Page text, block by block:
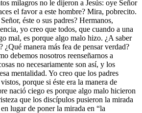
milagros no le dijeron a Jesús: oye Señor
el favor a este hombre? Mira, pobrecito.
éste o sus padres? Hermanos,
yo creo que todos, que cuando a una
mal, es porque algo malo hizo. ¿A saber
¿Qué manera más fea de pensar verdad?
debemos nosotros reenseñarnos a
no necesariamente son así, y los
mentalidad. Yo creo que los padres
porque si éste era la manera de
nació ciego es porque algo malo hicieron
que los discípulos pusieron la mirada
lugar de poner la mirada en “la